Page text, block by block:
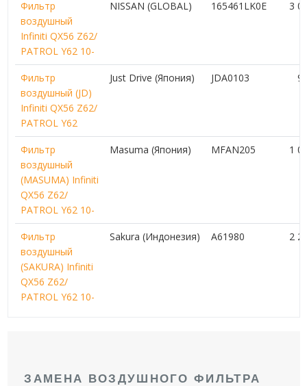
Фильтр
воздушный
Infiniti QX56 Z62/
PATROL Y62 10-
NISSAN (GLOBAL) 165461LK0E 3
Фильтр
воздушный (JD)
Infiniti QX56 Z62/
PATROL Y62
Just Drive (Япония) JDA0103
Фильтр
воздушный
(MASUMA) Infiniti
QX56 Z62/
PATROL Y62 10-
Masuma (Япония) MFAN205 1
Фильтр
воздушный
(SAKURA) Infiniti
QX56 Z62/
PATROL Y62 10-
Sakura (Индонезия) A61980 2
ЗАМЕНА ВОЗДУШНОГО ФИЛЬТРА